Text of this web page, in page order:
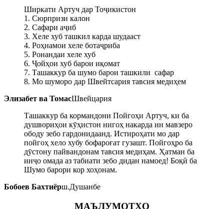
Ширкати Артуч дар Тоҷикистон
1. Сюрпризи калон
2. Сафари аҷиб
3. Хеле хуб ташкил карда шудааст
4. Роҳнамои хеле ботаҷриба
5. Ронандаи хеле хуб
6. Ҷойҳои хуб барои иқомат
7. Ташаккур ба шумо барои ташкили сафар
8. Мо шуморо дар Швейтсария тавсия медиҳем
Элизабет ва ТомасШвейцария
Ташаккур ба кормандони Пойгоҳи Артуч, ки ба
душвориҳои кӯҳистон нигоҳ накарда ин мавзеро
ободу зебо гардонидаанд. Истироҳати мо дар
пойгоҳ хело хубу бофароғат гузашт. Пойгоҳро ба
дӯстону пайвандонам тавсия медиҳам. Ҳатман ба
инҷо омада аз табиати зебо дидан намоед! Боқӣ ба
Шумо барори кор хоҳонам.
Бобоев Бахтиёрш.Душанбе
МАЪЛУМОТҲО